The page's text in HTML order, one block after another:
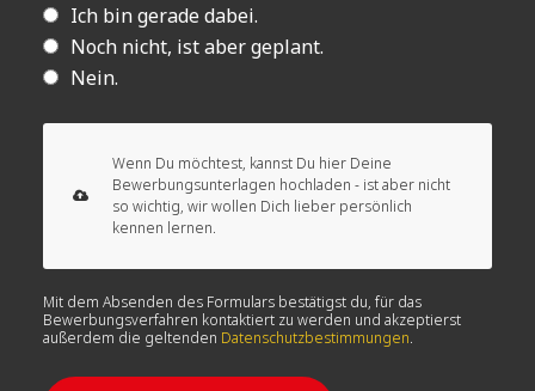
Ich bin gerade dabei.
Noch nicht, ist aber geplant.
Nein.
Wenn Du möchtest, kannst Du hier Deine
Bewerbungsunterlagen hochladen - ist aber nicht
so wichtig, wir wollen Dich lieber persönlich
kennen lernen.
Mit dem Absenden des Formulars bestätigst du, für das
Bewerbungsverfahren kontaktiert zu werden und akzeptierst
außerdem die geltenden Datenschutzbestimmungen.